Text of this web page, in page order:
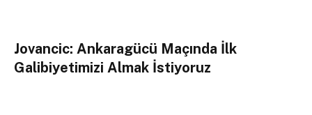
Jovancic: Ankaragücü Maçında İlk
Galibiyetimizi Almak İstiyoruz